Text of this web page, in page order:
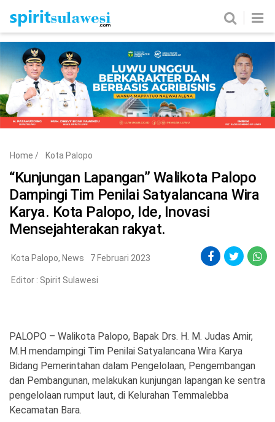
Home News
Metro Nasional
Politik Hukum & Kriminal
Copyright
Spirit
Sulawesi
Home / Kota Palopo
“Kunjungan Lapangan” Walikota Palopo
Dampingi Tim Penilai Satyalancana Wira
Karya. Kota Palopo, Ide, Inovasi
Mensejahterakan rakyat.
Kota Palopo, News 7 Februari 2023
Editor : Spirit Sulawesi
PALOPO – Walikota Palopo, Bapak Drs. H. M. Judas Amir,
M.H mendampingi Tim Penilai Satyalancana Wira Karya
Bidang Pemerintahan dalam Pengelolaan, Pengembangan
dan Pembangunan, melakukan kunjungan lapangan ke sentra
pengelolaan rumput laut, di Kelurahan Temmalebba
Kecamatan Bara.